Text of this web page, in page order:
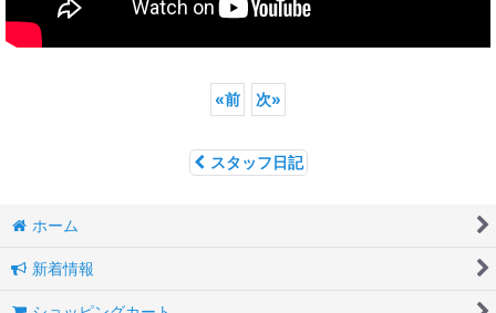
«前 次»
スタッフ日記
ホーム
新着情報